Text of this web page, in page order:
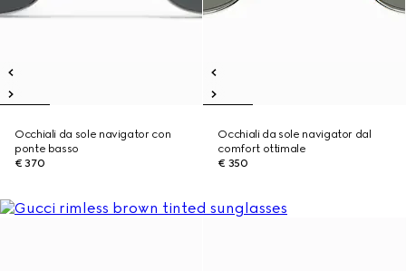
Occhiali da sole navigator con
ponte basso
€ 370
Occhiali da sole navigator dal
comfort ottimale
€ 350